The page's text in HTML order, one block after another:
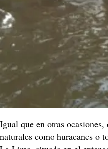
Igual que en otras ocasiones,
naturales como huracanes o